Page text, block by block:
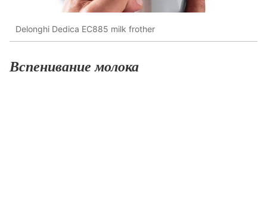
Delonghi Dedica EC885 milk frother
Вспенивание молока